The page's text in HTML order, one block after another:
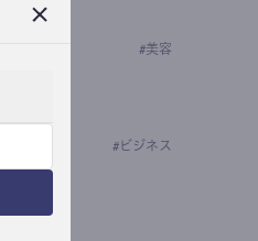
の研究者）
#美容
# ビジネス